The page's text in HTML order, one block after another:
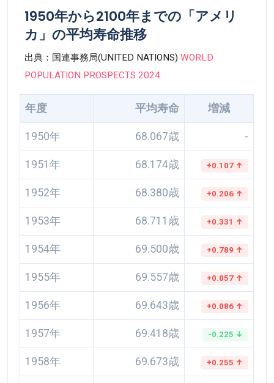
1950年から2100年までの「アメリ
カ」の平均寿命推移
出典：国連事務局(UNITED NATIONS)WORLD
POPULATION PROSPECTS 2024
年度 平均寿命 増減
1950年 68.067歳 -
1951年 68.174歳 +0.107 ↑
1952年 68.380歳 +0.206 ↑
1953年 68.711歳 +0.331 ↑
1954年 69.500歳 +0.789 ↑
1955年 69.557歳 +0.057 ↑
1956年 69.643歳 +0.086 ↑
1957年 69.418歳 -0.225 ↓
1958年 69.673歳 +0.255 ↑